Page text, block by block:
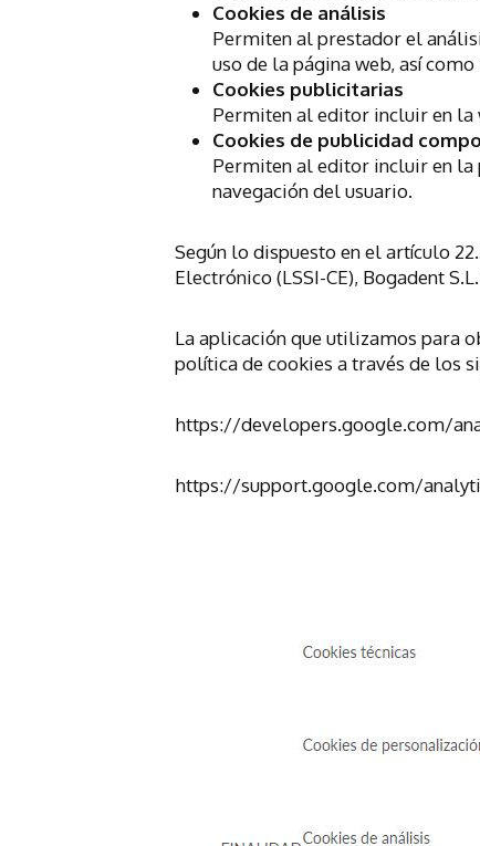
Cookies de análisis
Permiten al prestador el
uso de la página web, así
Cookies publicitarias
Permiten al editor incluir en la
Cookies de publicidad
Permiten al editor incluir en la
navegación del usuario.
Según lo dispuesto en el artículo
Electrónico (LSSI-CE), Bogadent
La aplicación que utilizamos para
política de cookies a través de los
https://developers.google.com/
https://support.google.com/